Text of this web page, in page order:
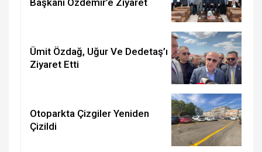
Ümit Özdağ, Uğur Ve Dedetaş’ı
Ziyaret Etti
Otoparkta Çizgiler Yeniden
Çizildi